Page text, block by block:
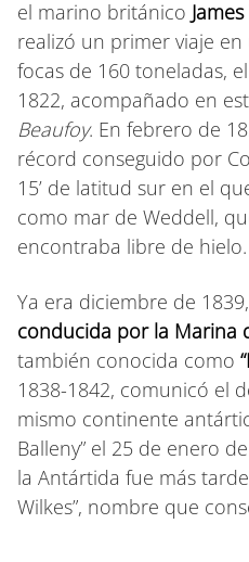
el marino británico
realizó un primer viaje
focas de 160 toneladas, el
1822, acompañado en
Beaufoy. En febrero de
récord conseguido por
15’ de latitud sur en el
como mar de Weddell,
encontraba libre de hielo.
Ya era diciembre de
conducida por la Marina
también conocida como
1838-1842, comunicó el
mismo continente
Balleny” el 25 de enero
la Antártida fue más
Wilkes”, nombre que